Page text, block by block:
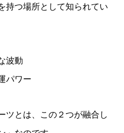
持つ場所として知られてい
波動
パワー
ツとは、この２つが融合し